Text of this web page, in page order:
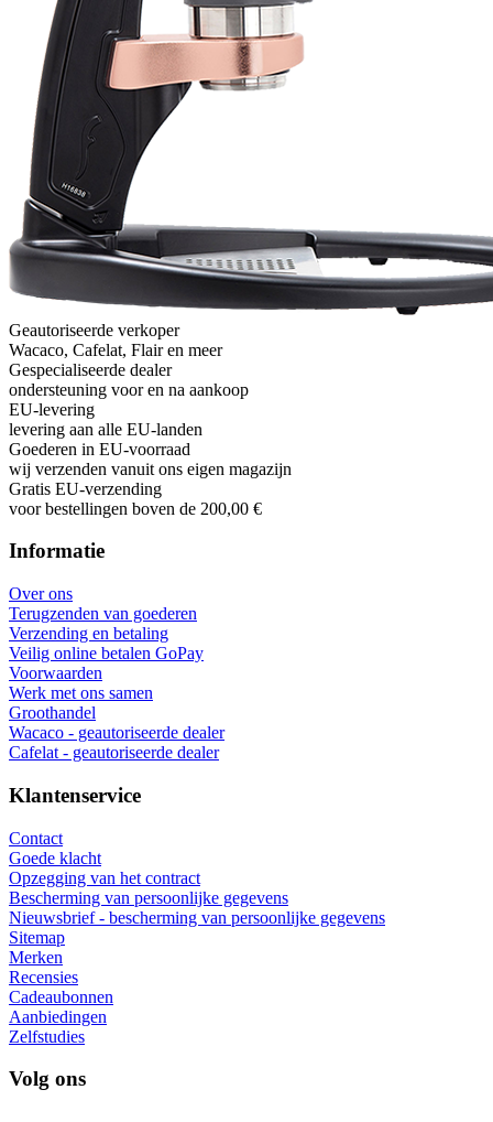
Geautoriseerde verkoper
Wacaco, Cafelat, Flair en meer
Gespecialiseerde dealer
ondersteuning voor en na aankoop
EU-levering
levering aan alle EU-landen
Goederen in EU-voorraad
wij verzenden vanuit ons eigen magazijn
Gratis EU-verzending
voor bestellingen boven de 200,00 €
Informatie
Over ons
Terugzenden van goederen
Verzending en betaling
Veilig online betalen GoPay
Voorwaarden
Werk met ons samen
Groothandel
Wacaco - geautoriseerde dealer
Cafelat - geautoriseerde dealer
Klantenservice
Contact
Goede klacht
Opzegging van het contract
Bescherming van persoonlijke gegevens
Nieuwsbrief - bescherming van persoonlijke gegevens
Sitemap
Merken
Recensies
Cadeaubonnen
Aanbiedingen
Zelfstudies
Volg ons